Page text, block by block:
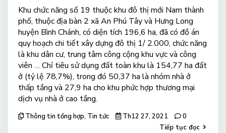
Khu chức năng số 19 thuộc khu đô thị mới Nam thành
phố, thuộc địa bàn 2 xã An Phú Tây và Hưng Long
huyện Bình Chánh, có diện tích 196,6 ha, đã có đồ án
quy hoạch chi tiết xây dựng đô thị 1/ 2.000, chức năng
là khu dân cư, trung tâm công cộng khu vực và công
viên … Chỉ tiêu sử dụng đất toàn khu là 154,77 ha đất
ở (tỷ lệ 78,7%), trong đó 50,37 ha là nhóm nhà ở
thấp tầng và 27,9 ha cho khu phức hợp thương mại
dịch vụ nhà ở cao tầng.
Thông tin tổng hợp, Tin tức Th12 27, 2021
0
Tiếp tục đọc